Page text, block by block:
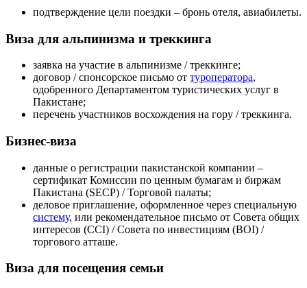
подтверждение цели поездки – бронь отеля, авиабилеты.
Виза для альпинизма и треккинга
заявка на участие в альпинизме / треккинге;
договор / спонсорское письмо от туроператора,
одобренного Департаментом туристических услуг в
Пакистане;
перечень участников восхождения на гору / треккинга.
Бизнес-виза
данные о регистрации пакистанской компании –
сертификат Комиссии по ценным бумагам и биржам
Пакистана (SECP) / Торговой палаты;
деловое приглашение, оформленное через специальную
систему, или рекомендательное письмо от Совета общих
интересов (CCI) / Совета по инвестициям (BOI) /
торгового атташе.
Виза для посещения семьи